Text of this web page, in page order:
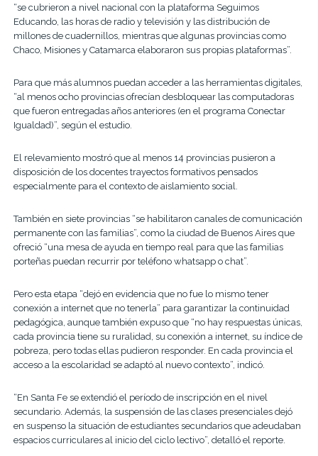
“se cubrieron a nivel nacional con la plataforma Seguimos
Educando, las horas de radio y televisión y las distribución de
millones de cuadernillos, mientras que algunas provincias como
Chaco, Misiones y Catamarca elaboraron sus propias plataformas”.
Para que más alumnos puedan acceder a las herramientas digitales,
“al menos ocho provincias ofrecían desbloquear las computadoras
que fueron entregadas años anteriores (en el programa Conectar
Igualdad)”, según el estudio.
El relevamiento mostró que al menos 14 provincias pusieron a
disposición de los docentes trayectos formativos pensados
especialmente para el contexto de aislamiento social.
También en siete provincias “se habilitaron canales de comunicación
permanente con las familias”, como la ciudad de Buenos Aires que
ofreció “una mesa de ayuda en tiempo real para que las familias
porteñas puedan recurrir por teléfono whatsapp o chat”.
Pero esta etapa “dejó en evidencia que no fue lo mismo tener
conexión a internet que no tenerla” para garantizar la continuidad
pedagógica, aunque también expuso que “no hay respuestas únicas,
cada provincia tiene su ruralidad, su conexión a internet, su índice de
pobreza, pero todas ellas pudieron responder. En cada provincia el
acceso a la escolaridad se adaptó al nuevo contexto”, indicó.
“En Santa Fe se extendió el período de inscripción en el nivel
secundario. Además, la suspensión de las clases presenciales dejó
en suspenso la situación de estudiantes secundarios que adeudaban
espacios curriculares al inicio del ciclo lectivo”, detalló el reporte.